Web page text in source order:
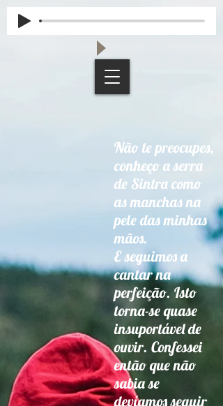
Não te preocupes,
conheço a serra
de Sintra como
as manchas na
pele das minhas
mãos.
E seguimos a
cantar na
perfeição. Isto
torna-se quase
insuportável de
ouvir. Confessei
então que não
sabia se
devíamos seguir